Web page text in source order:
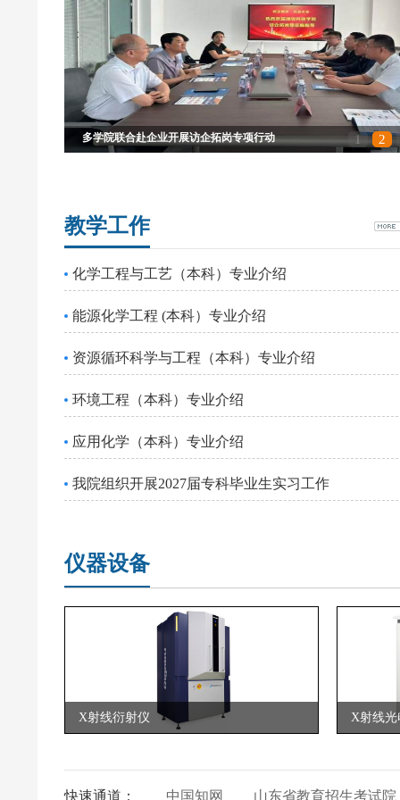
1 2
多学院联合赴企业开展访企拓岗专项行动
教学工作
化学工程与工艺（本科）专业介绍
能源化学工程 (本科）专业介绍
资源循环科学与工程（本科）专业介绍
环境工程（本科）专业介绍
应用化学（本科）专业介绍
我院组织开展2027届专科毕业生实习工作
仪器设备
X射线衍射仪 X射线光
快速通道： 中国知网 山东省教育招生考试院